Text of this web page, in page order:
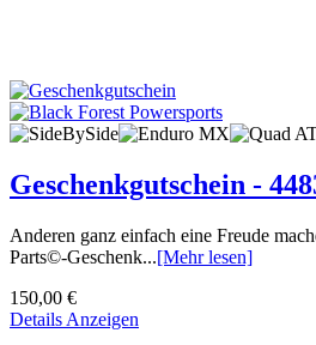
Geschenkgutschein -
Anderen ganz einfach eine Freude
Parts©-Geschenk...[Mehr lesen]
150,00 €
Details Anzeigen